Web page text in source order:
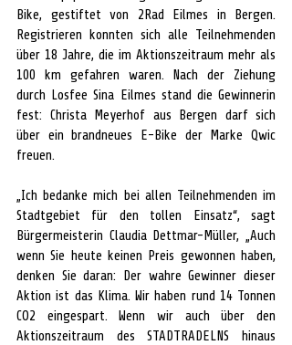
Bike, gestiftet von 2Rad Eilmes in Bergen.
Registrieren konnten sich alle Teilnehmenden
über 18 Jahre, die im Aktionszeitraum mehr als
100
km gefahren waren.
Nach der Ziehung
durch Losfee Sina Eilmes stand die Gewinnerin
fest: Christa Meyerhof aus Bergen darf sich
über ein brandneues E-Bike der Marke Qwic
freuen.
„Ich bedanke mich bei allen Teilnehmenden im
Stadtgebiet für den tollen Einsatz“, sagt
Bürgermeisterin Claudia Dettmar-Müller, „Auch
wenn Sie heute keinen Preis gewonnen haben,
denken Sie daran: Der wahre Gewinner dieser
Aktion ist das Klima. Wir haben rund 14 Tonnen
CO2 eingespart. Wenn wir auch über den
Aktionszeitraum des STADTRADELNS hinaus